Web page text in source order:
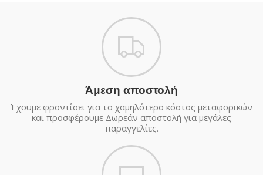
Άμεση αποστολή
Έχουμε φροντίσει για το χαμηλότερο κόστος μεταφορικών
και προσφέρουμε Δωρεάν αποστολή για μεγάλες
παραγγελίες.